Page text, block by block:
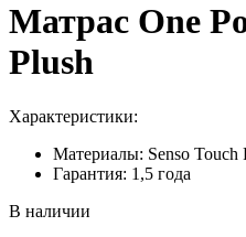
Матрас One
Plush
Характеристики:
Материалы: Senso Touch
Гарантия: 1,5 года
В наличии